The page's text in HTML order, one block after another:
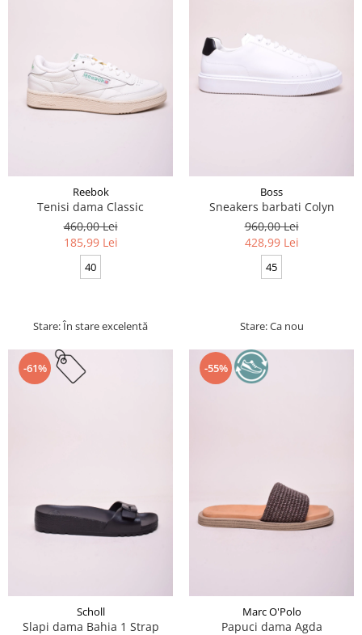
Reebok
Tenisi dama Classic
460,00 Lei
185,99 Lei
40
Stare: În stare excelentă
Boss
Sneakers barbati Colyn
960,00 Lei
428,99 Lei
45
Stare: Ca nou
-61%
Scholl
Slapi dama Bahia 1 Strap
-55%
Marc O'Polo
Papuci dama Agda